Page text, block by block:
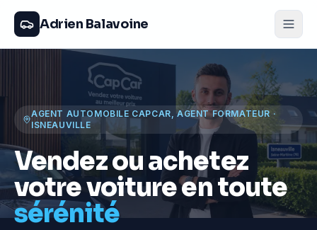
Adrien Balavoine
AGENT AUTOMOBILE CAPCAR, AGENT FORMATEUR ·
ISNEAUVILLE
Vendez ou achetez
votre voiture en toute
sérénité